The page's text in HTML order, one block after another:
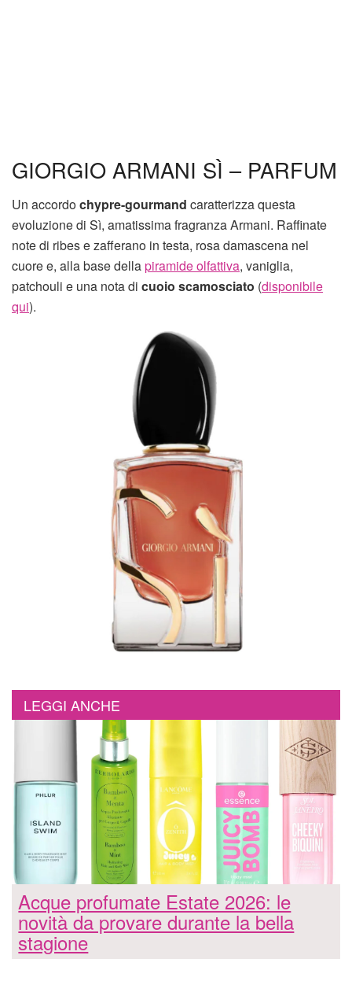
GIORGIO ARMANI SÌ – PARFUM
Un accordochypre-gourmand caratterizza questa
evoluzione di Sì, amatissima fragranza Armani. Raffinate
note di ribes e zafferano in testa, rosa damascena nel
cuore e, alla base dellapiramide olfattiva, vaniglia,
patchouli e una nota di cuoio scamosciato (disponibile
qui).
LEGGI ANCHE
Acque profumate Estate 2026: le
novità da provare durante la bella
stagione